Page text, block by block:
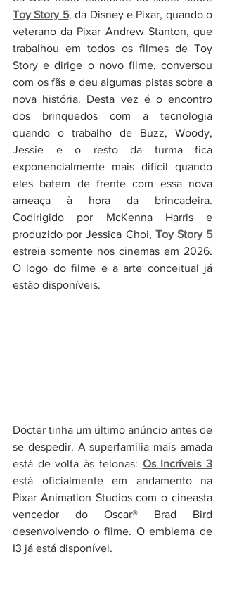
Toy Story 5, da Disney e Pixar, quando o
veterano da Pixar Andrew Stanton, que
trabalhou em todos os filmes de Toy
Story e dirige o novo filme, conversou
com os fãs e deu algumas pistas sobre a
nova história. Desta vez é o encontro
dos brinquedos com a tecnologia
quando o trabalho de Buzz, Woody,
Jessie e o resto da turma fica
exponencialmente mais difícil quando
eles batem de frente com essa nova
ameaça à hora da brincadeira.
Codirigido por McKenna Harris e
produzido por Jessica Choi, Toy Story 5
estreia somente nos cinemas em 2026.
O logo do filme e a arte conceitual já
estão disponíveis.
Docter tinha um último anúncio antes de
se despedir. A superfamília mais amada
está de volta às telonas: Os Incríveis 3
está oficialmente em andamento na
Pixar Animation Studios com o cineasta
vencedor do Oscar® Brad Bird
desenvolvendo o filme. O emblema de
I3 já está disponível.